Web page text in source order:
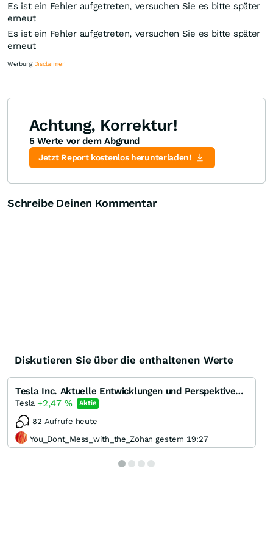
Es ist ein Fehler aufgetreten, versuchen Sie es bitte später
erneut
Es ist ein Fehler aufgetreten, versuchen Sie es bitte später
erneut
Knock-Out-Suche
Optionsschein-Suche
Zertifikate-Suche
Werbung Disclaimer
Achtung, Korrektur!
5 Werte vor dem Abgrund
Jetzt Report kostenlos herunterladen!
Schreibe Deinen Kommentar
Diskutieren Sie über die enthaltenen Werte
Tesla Inc. Aktuelle Entwicklungen und Perspektiven des Pioniers der Elektromobilität
Tesla +2,47 % Aktie
82 Aufrufe heute
You_Dont_Mess_with_the_Zohan gestern 19:27